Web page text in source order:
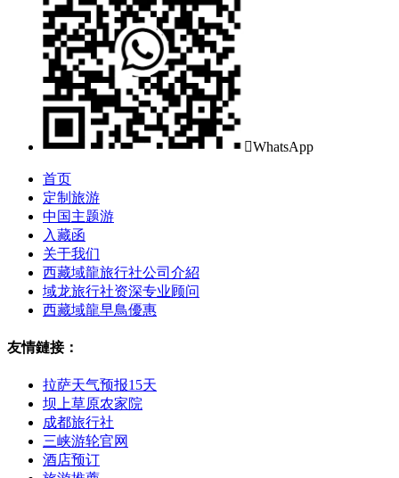
WhatsApp
首页
定制旅游
中国主题游
入藏函
关于我们
西藏域龍旅行社公司介紹
域龙旅行社资深专业顾问
西藏域龍早鳥優惠
友情鏈接：
拉萨天气预报15天
坝上草原农家院
成都旅行社
三峡游轮官网
酒店预订